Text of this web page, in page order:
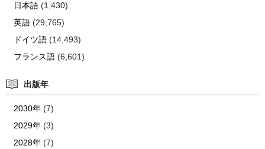
日本語(1,430)
英語(29,765)
ドイツ語(14,493)
フランス語(6,601)
出版年
2030年(7)
2029年(3)
2028年(7)